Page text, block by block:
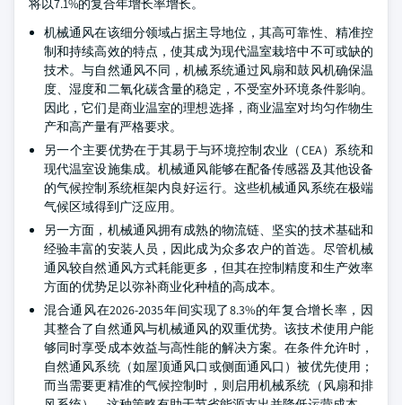
将以7.1%的复合年增长率增长。
机械通风在该细分领域占据主导地位，其高可靠性、精准控
制和持续高效的特点，使其成为现代温室栽培中不可或缺的
技术。与自然通风不同，机械系统通过风扇和鼓风机确保温
度、湿度和二氧化碳含量的稳定，不受室外环境条件影响。
因此，它们是商业温室的理想选择，商业温室对均匀作物生
产和高产量有严格要求。
另一个主要优势在于其易于与环境控制农业（CEA）系统和
现代温室设施集成。机械通风能够在配备传感器及其他设备
的气候控制系统框架内良好运行。这些机械通风系统在极端
气候区域得到广泛应用。
另一方面，机械通风拥有成熟的物流链、坚实的技术基础和
经验丰富的安装人员，因此成为众多农户的首选。尽管机械
通风较自然通风方式耗能更多，但其在控制精度和生产效率
方面的优势足以弥补商业化种植的高成本。
混合通风在2026-2035年间实现了8.3%的年复合增长率，因
其整合了自然通风与机械通风的双重优势。该技术使用户能
够同时享受成本效益与高性能的解决方案。在条件允许时，
自然通风系统（如屋顶通风口或侧面通风口）被优先使用；
而当需要更精准的气候控制时，则启用机械系统（风扇和排